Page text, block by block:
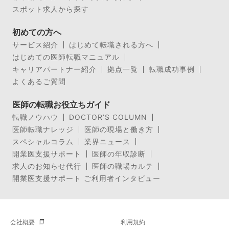
スポット求人から探す
初めての方へ
サービス紹介
はじめて転職される方へ
はじめての医師転職マニュアル
キャリアパートナー紹介
拠点一覧
転職成功事例
よくあるご質問
医師の転職お役立ちガイド
転職ノウハウ
DOCTOR’S COLUMN
医師転職ナレッジ
医師の現場と働き方
スペシャルコラム
業界ニュース
開業医支援サポート
医師の年収診断
求人のお知らせ代行
医師の職場カルテ
開業医支援サポート ご利用者インタビュー
会社概要 利用規約